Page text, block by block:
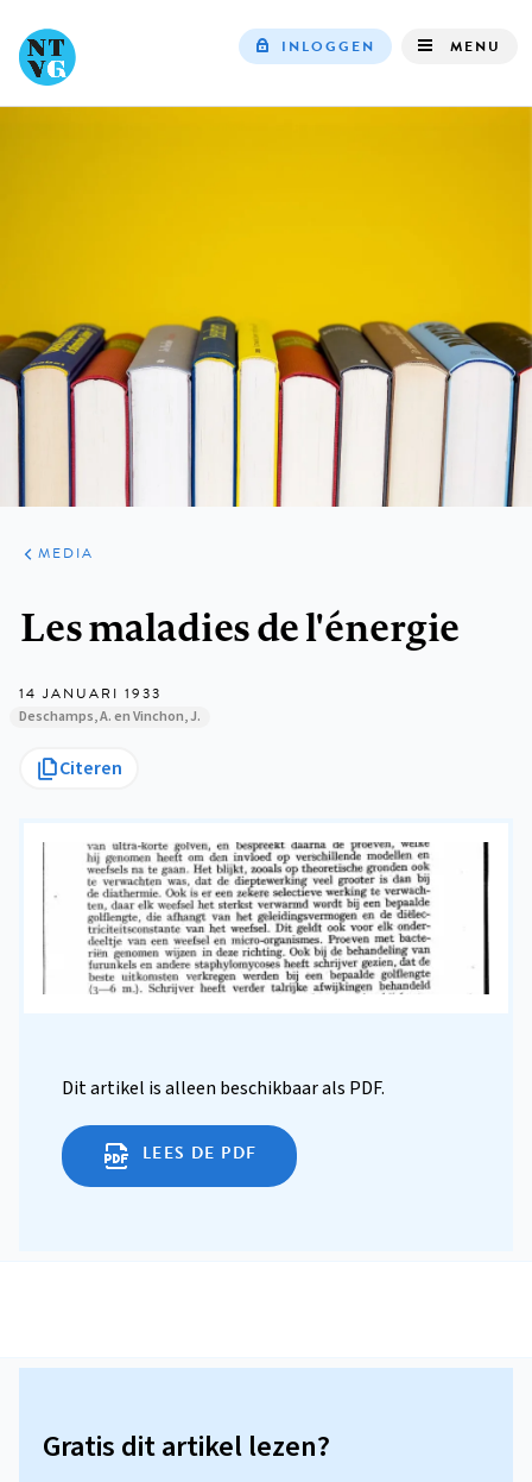
INLOGGEN MENU
ARTIKELEN
VARIA
MEDIA
Les maladies de l'énergie
14 JANUARI 1933
Deschamps, A. en Vinchon, J.
Citeren
Dit artikel is alleen beschikbaar als PDF.
LEES DE PDF
Gratis dit artikel lezen?